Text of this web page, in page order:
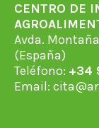
CENTRO DE
Avda.
(España)
Teléfono: +34
Email: